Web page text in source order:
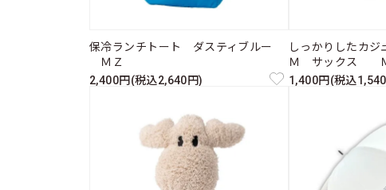
保冷ランチトート ダスティブルー
ＭＺ
2,400円(税込2,640円)
しっかりしたカ
Ｍ サックス
1,400円(税込